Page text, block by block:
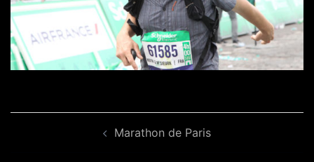
Marathon de Paris